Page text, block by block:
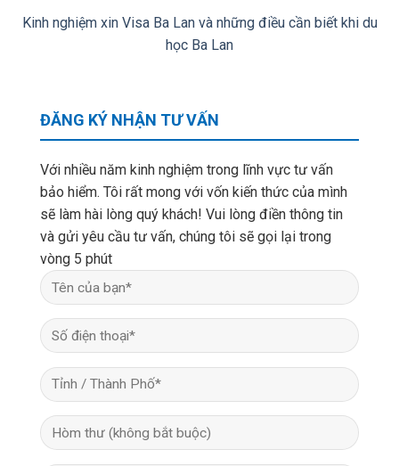
Kinh nghiệm xin Visa Ba Lan và những điều cần biết khi du
học Ba Lan
ĐĂNG KÝ NHẬN TƯ VẤN
Với nhiều năm kinh nghiệm trong lĩnh vực tư vấn
bảo hiểm. Tôi rất mong với vốn kiến thức của mình
sẽ làm hài lòng quý khách! Vui lòng điền thông tin
và gửi yêu cầu tư vấn, chúng tôi sẽ gọi lại trong
vòng 5 phút